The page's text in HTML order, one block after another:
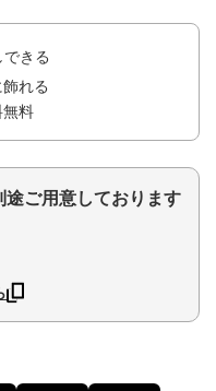
きる
れる
無料
ご用意しております